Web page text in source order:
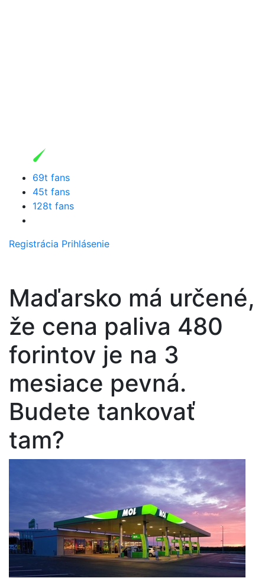
69t fans
45t fans
128t fans
Registrácia Prihlásenie
Maďarsko má určené,
že cena paliva 480
forintov je na 3
mesiace pevná.
Budete tankovať
tam?